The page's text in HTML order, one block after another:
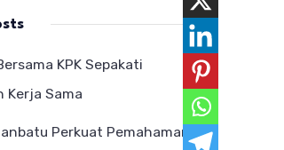
KPK Sepakati
Kerja Sama
Perkuat Pemahaman